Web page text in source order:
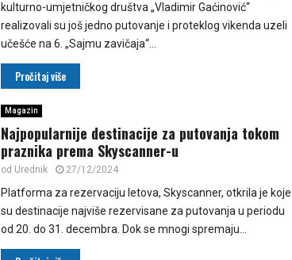
kulturno-umjetničkog društva „Vladimir Gaćinović“
realizovali su još jedno putovanje i proteklog vikenda uzeli
učešće na 6. „Sajmu zavičaja“...
Pročitaj više
Magazin
Najpopularnije destinacije za putovanja tokom
praznika prema Skyscanner-u
od Urednik 27/12/2024
Platforma za rezervaciju letova, Skyscanner, otkrila je koje
su destinacije najviše rezervisane za putovanja u periodu
od 20. do 31. decembra. Dok se mnogi spremaju...